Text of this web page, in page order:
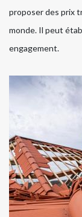
proposer des prix
monde. Il peut
engagement.